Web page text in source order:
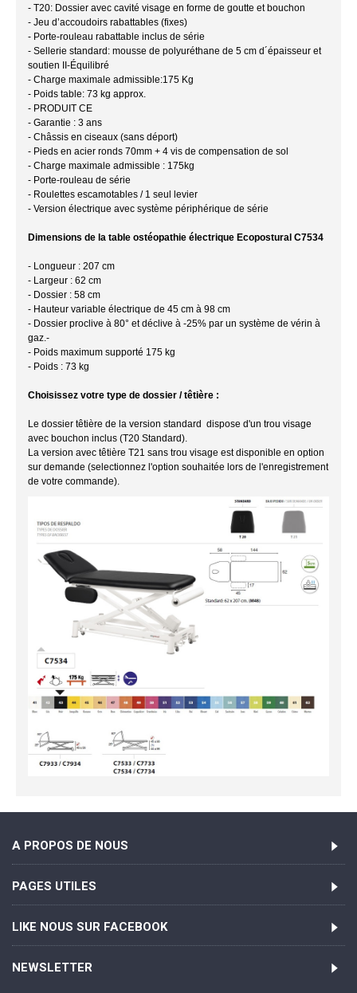
- T20: Dossier avec cavité visage en forme de goutte et bouchon
- Jeu d’accoudoirs rabattables (fixes)
- Porte-rouleau rabattable inclus de série
- Sellerie standard: mousse de polyuréthane de 5 cm d´épaisseur et
soutien II-Équilibré
- Charge maximale admissible:175 Kg
- Poids table: 73 kg approx.
- PRODUIT CE
- Garantie : 3 ans
- Châssis en ciseaux (sans déport)
- Pieds en acier ronds 70mm + 4 vis de compensation de sol
- Charge maximale admissible : 175kg
- Porte-rouleau de série
- Roulettes escamotables / 1 seul levier
- Version électrique avec système périphérique de série
Dimensions de la table ostéopathie électrique Ecopostural C7534
- Longueur : 207 cm
- Largeur : 62 cm
- Dossier : 58 cm
- Hauteur variable électrique de 45 cm à 98 cm
- Dossier proclive à 80° et déclive à -25% par un système de vérin à
gaz.-
- Poids maximum supporté 175 kg
- Poids : 73 kg
Choisissez votre type de dossier / têtière :
Le dossier têtière de la version standard dispose d'un trou visage
avec bouchon inclus (T20 Standard).
La version avec têtière T21 sans trou visage est disponible en option
sur demande (selectionnez l'option souhaitée lors de l'enregistrement
de votre commande).
A PROPOS DE NOUS
PAGES UTILES
LIKE NOUS SUR FACEBOOK
NEWSLETTER